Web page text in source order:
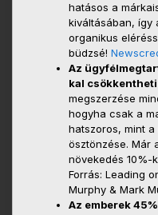
hatásos a
kiváltásában, így
organikus
büdzsé!
Az
kal
megszerzése
hogyha csak a
hatszoros, mint
ösztönzése. Már
növekedés 10%-
Forrás: Leading
Murphy & Mark
Az emberek